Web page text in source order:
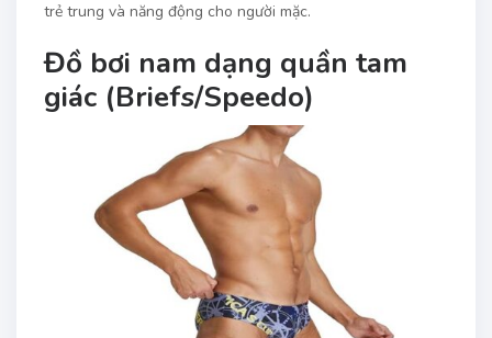
trẻ trung và năng động cho người mặc.
Đồ bơi nam dạng quần tam
giác (Briefs/Speedo)